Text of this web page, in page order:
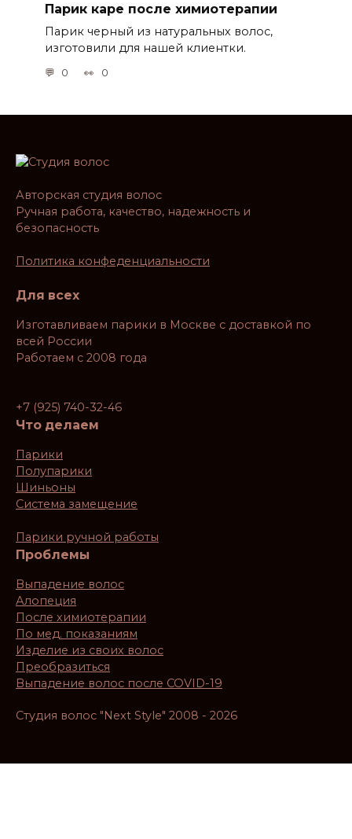
Парик каре после химиотерапии
Парик черный из натуральных волос,
изготовили для нашей клиентки.
0 0
Авторская студия волос
Ручная работа, качество, надежность и
безопасность
Политика конфеденциальности
Для всех
Изготавливаем парики в Москве с доставкой по
всей России
Работаем с 2008 года
+7 (925) 740-32-46
Что делаем
Парики
Полупарики
Шиньоны
Система замещение
Парики ручной работы
Проблемы
Выпадение волос
Алопеция
После химиотерапии
По мед. показаниям
Изделие из своих волос
Преобразиться
Выпадение волос после COVID-19
Студия волос "Next Style" 2008 - 2026